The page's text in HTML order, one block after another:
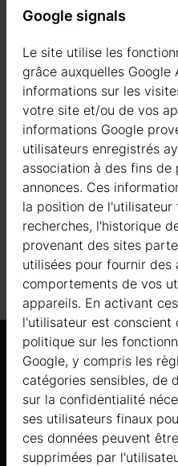
PAROIS
PORTES EN BOIS
PLANCHER EN BOIS
SOLIVES
TOITURE
Produits
Google signals
Le site utilise les
grâce auxquelles Google
informations sur les
votre site et/ou de vos
informations Google
utilisateurs enregistrés
association à des fins de
annonces. Ces
la position de l'utilisateur
recherches, l'historique
provenant des sites
utilisées pour fournir des
comportements de vos
appareils. En activant
l'utilisateur est conscient
politique sur les
Google, y compris les
catégories sensibles, de
sur la confidentialité
ses utilisateurs finaux
ces données peuvent
supprimées par